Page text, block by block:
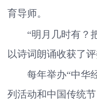
育导师。
“明月几时有？
以诗词朗诵收获了评
每年举办“中华
列活动和中国传统